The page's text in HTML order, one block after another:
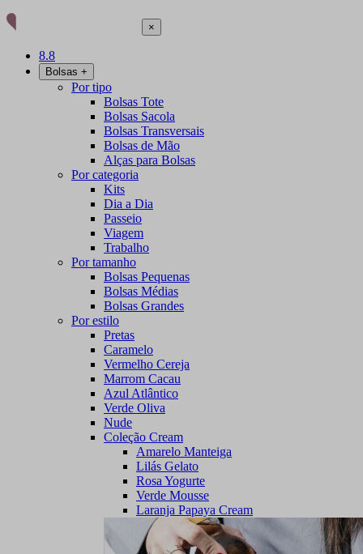
×
8.8
Bolsas +
Por tipo
Bolsas Tote
Bolsas Sacola
Bolsas Transversais
Bolsas de Mão
Alças para Bolsas
Por categoria
Kits
Dia a Dia
Passeio
Viagem
Trabalho
Por tamanho
Bolsas Pequenas
Bolsas Médias
Bolsas Grandes
Por estilo
Pretas
Caramelo
Vermelho Cereja
Marrom Cacau
Azul Atlântico
Verde Oliva
Nude
Coleção Cream
Amarelo Manteiga
Lilás Gelato
Rosa Yogurte
Verde Mousse
Laranja Papaya Cream